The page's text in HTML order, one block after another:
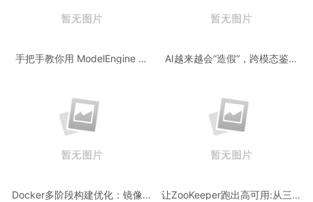
手把手教你用 ModelEngine 打
AI越来越会“造假“，跨模态鉴伪
Docker多阶段构建优化：镜像体
让ZooKeeper跑出高可用:从三节